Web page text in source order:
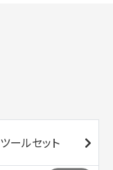
ツールセット